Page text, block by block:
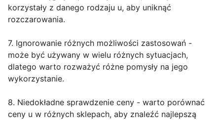
korzystały z danego rodzaju u, aby uniknąć
rozczarowania.
7. Ignorowanie różnych możliwości zastosowań -
może być używany w wielu różnych sytuacjach,
dlatego warto rozważyć różne pomysły na jego
wykorzystanie.
8. Niedokładne sprawdzenie ceny - warto porównać
ceny u w różnych sklepach, aby znaleźć najlepszą